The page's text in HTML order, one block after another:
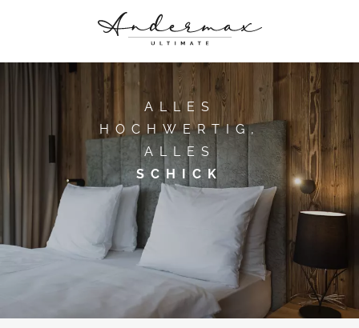
SCHICK WOHNEN
KULINARISCHE GENÜSSE
ROOFTOP RETREAT & CO.
HAUTNAH DABEI
ALLES
HOCHWERTIG,
ALLES
SCHICK